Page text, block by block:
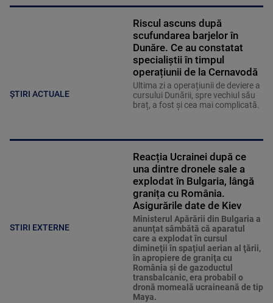
ȘTIRI ACTUALE
Riscul ascuns după
scufundarea barjelor în
Dunăre. Ce au constatat
specialiștii în timpul
operațiunii de la Cernavodă
Ultima zi a operațiunii de deviere a
cursului Dunării, spre vechiul său
braț, a fost și cea mai complicată.
STIRI EXTERNE
Reacția Ucrainei după ce
una dintre dronele sale a
explodat în Bulgaria, lângă
granița cu România.
Asigurările date de Kiev
Ministerul Apărării din Bulgaria a
anunţat sâmbătă că aparatul
care a explodat în cursul
dimineţii în spaţiul aerian al ţării,
în apropiere de graniţa cu
România şi de gazoductul
transbalcanic, era probabil o
dronă momeală ucraineană de tip
Maya.